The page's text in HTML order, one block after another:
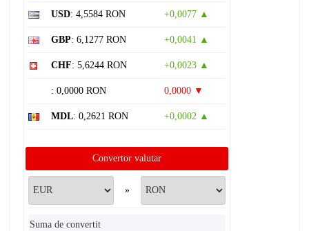
USD: 4,5584 RON +0,0077 ▲
GBP: 6,1277 RON +0,0041 ▲
CHF: 5,6244 RON +0,0023 ▲
: 0,0000 RON 0,0000 ▼
MDL: 0,2621 RON +0,0002 ▲
Convertor valutar
»